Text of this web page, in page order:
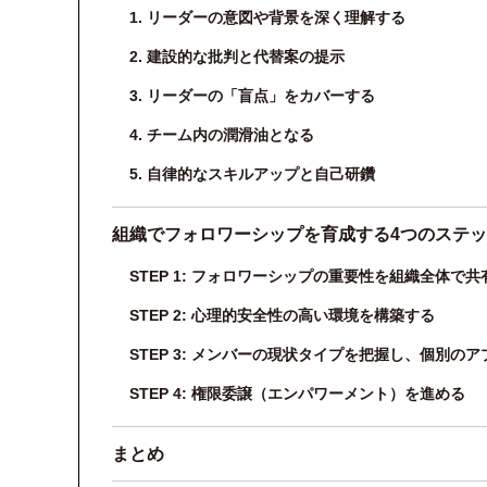
1. リーダーの意図や背景を深く理解する
2. 建設的な批判と代替案の提示
3. リーダーの「盲点」をカバーする
4. チーム内の潤滑油となる
5. 自律的なスキルアップと自己研鑽
組織でフォロワーシップを育成する4つのステ
STEP 1: フォロワーシップの重要性を組織全体で共
STEP 2: 心理的安全性の高い環境を構築する
STEP 3: メンバーの現状タイプを把握し、個別のア
STEP 4: 権限委譲（エンパワーメント）を進める
まとめ